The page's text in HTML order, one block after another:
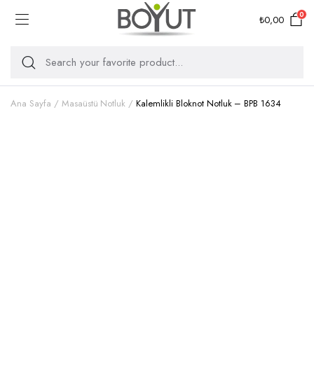
₺0,00 0
Ana Sayfa Masaüstü Notluk Kalemlikli Bloknot Notluk – BPB 1634